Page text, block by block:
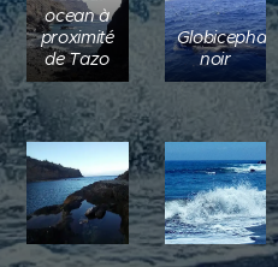
ocean à
proximité
de Tazo
Globicephale
noir